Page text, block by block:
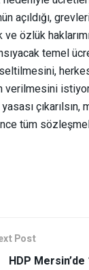
açıldığı,
özlük
temel
verilmesini
tüm
Post
HDP Mersin’de